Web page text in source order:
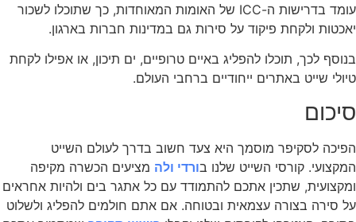
עומד בדרישות ה-ICC של האומות המאוחדות, כך שתוכלו לשכור
יאכטות ולקחת פיקוד על סירות גם במדינות חברות בארגון.
בנוסף לכך, תוכלו להפליג באיים טרופיים, ים תיכון, או אפילו לקחת
טיולי שייט באתרים ייחודיים ברחבי העולם.
סיכום
הפיכה לסקיפר מוסמך היא צעד חשוב בדרך לעולם השייט
המקצועי. קורסי השייט שלנו בורדי ולה מציעים הכשרה מקיפה
ומקצועית, שתכין אתכם להתמודד עם כל אתגר בים ולהיות אחראים
על סירה בצורה עצמאית ובטוחה. אם אתם חולמים להפליג ולשלוט